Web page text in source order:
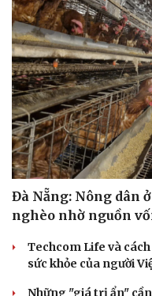
Đà Nẵng: Nông dân
nghèo nhờ nguồn
Techcom Life và
sức khỏe của người
Những "giá trị ẩn"